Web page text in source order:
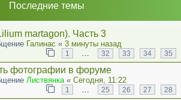
Последние темы
martagon). Часть 3
Галинас « 3 минуты назад
1 … 32 33 34 35
фотографии в форуме
Листвянка« Сегодня, 11:22
1 … 25 26 27 28